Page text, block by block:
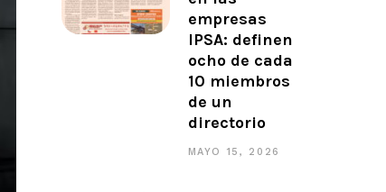
empresas
IPSA: definen
ocho de cada
10 miembros
de un
directorio
MAYO 15, 2026